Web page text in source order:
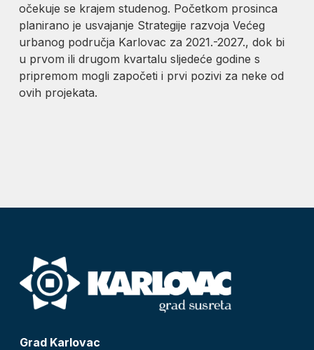
očekuje se krajem studenog. Početkom prosinca
planirano je usvajanje Strategije razvoja Većeg
urbanog područja Karlovac za 2021.-2027., dok bi
u prvom ili drugom kvartalu sljedeće godine s
pripremom mogli započeti i prvi pozivi za neke od
ovih projekata.
Grad Karlovac